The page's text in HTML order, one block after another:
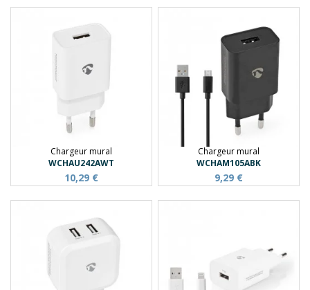
Chargeur mural
WCHAU242AWT
10,29 €
Chargeur mural
WCHAM105ABK
9,29 €